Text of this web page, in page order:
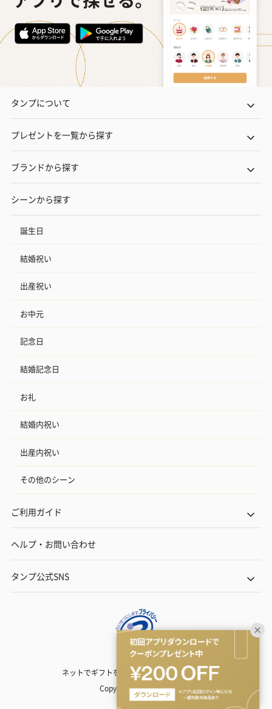
タンプについて
プレゼントを一覧から探す
ブランドから探す
シーンから探す
誕生日
結婚祝い
出産祝い
お中元
記念日
結婚記念日
お礼
結婚内祝い
出産内祝い
その他のシーン
ご利用ガイド
ヘルプ・お問い合わせ
タンプ公式SNS
ネットでギフトを贈るなら | TANP（タンプ）
Copyright© TANP Inc.